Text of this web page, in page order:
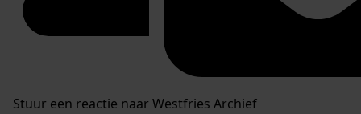
Stuur een reactie naar Westfries Archief